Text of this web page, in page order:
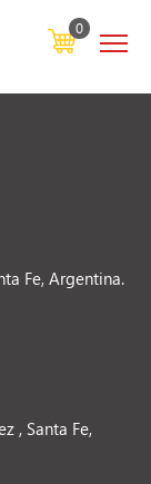
0
Fe, Argentina.
, Santa Fe,